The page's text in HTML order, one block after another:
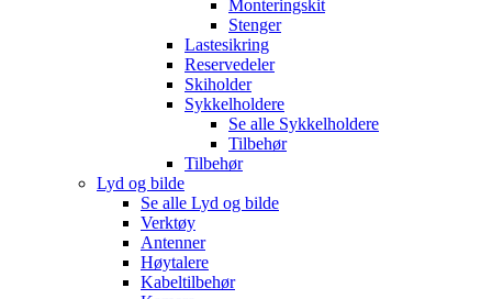
Monteringskit
Stenger
Lastesikring
Reservedeler
Skiholder
Sykkelholdere
Se alle Sykkelholdere
Tilbehør
Tilbehør
Lyd og bilde
Se alle Lyd og bilde
Verktøy
Antenner
Høytalere
Kabeltilbehør